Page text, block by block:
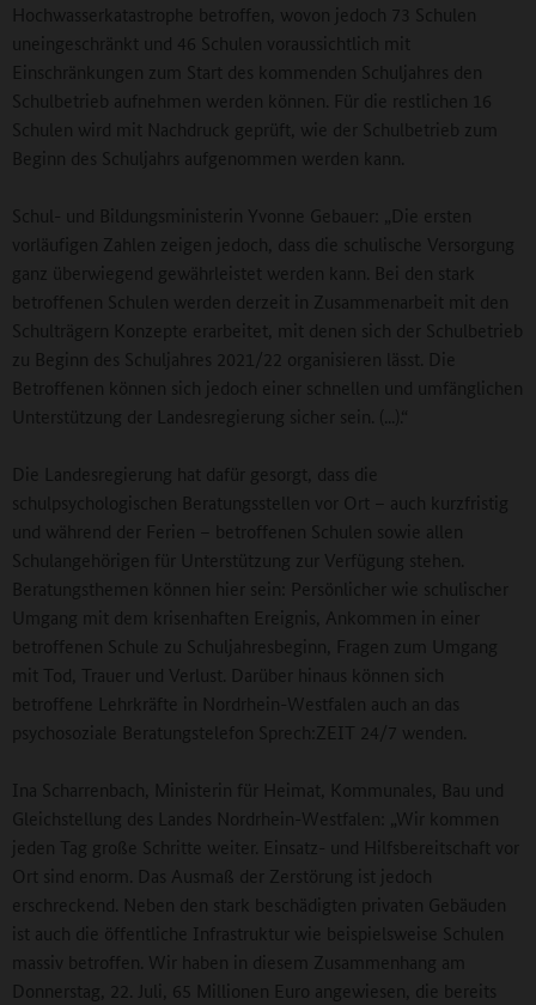
Hochwasserkatastrophe betroffen, wovon jedoch 73 Schulen
uneingeschränkt und 46 Schulen voraussichtlich mit
Einschränkungen zum Start des kommenden Schuljahres den
Schulbetrieb aufnehmen werden können. Für die restlichen 16
Schulen wird mit Nachdruck geprüft, wie der Schulbetrieb zum
Beginn des Schuljahrs aufgenommen werden kann.
Schul- und Bildungsministerin Yvonne Gebauer: „Die ersten
vorläufigen Zahlen zeigen jedoch, dass die schulische Versorgung
ganz überwiegend gewährleistet werden kann. Bei den stark
betroffenen Schulen werden derzeit in Zusammenarbeit mit den
Schulträgern Konzepte erarbeitet, mit denen sich der Schulbetrieb
zu Beginn des Schuljahres 2021/22 organisieren lässt. Die
Betroffenen können sich jedoch einer schnellen und umfänglichen
Unterstützung der Landesregierung sicher sein. (...).“
Die Landesregierung hat dafür gesorgt, dass die
schulpsychologischen Beratungsstellen vor Ort – auch kurzfristig
und während der Ferien – betroffenen Schulen sowie allen
Schulangehörigen für Unterstützung zur Verfügung stehen.
Beratungsthemen können hier sein: Persönlicher wie schulischer
Umgang mit dem krisenhaften Ereignis, Ankommen in einer
betroffenen Schule zu Schuljahresbeginn, Fragen zum Umgang
mit Tod, Trauer und Verlust. Darüber hinaus können sich
betroffene Lehrkräfte in Nordrhein-Westfalen auch an das
psychosoziale Beratungstelefon Sprech:ZEIT 24/7 wenden.
Ina Scharrenbach, Ministerin für Heimat, Kommunales, Bau und
Gleichstellung des Landes Nordrhein-Westfalen: „Wir kommen
jeden Tag große Schritte weiter. Einsatz- und Hilfsbereitschaft vor
Ort sind enorm. Das Ausmaß der Zerstörung ist jedoch
erschreckend. Neben den stark beschädigten privaten Gebäuden
ist auch die öffentliche Infrastruktur wie beispielsweise Schulen
massiv betroffen. Wir haben in diesem Zusammenhang am
Donnerstag, 22. Juli, 65 Millionen Euro angewiesen, die bereits